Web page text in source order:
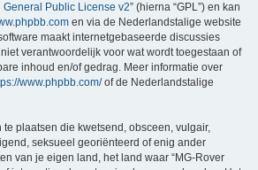
General Public License v2” (hierna “GPL”) en kan
en via de Nederlandstalige website
maakt internetgebaseerde discussies
verantwoordelijk voor wat wordt toegestaan of
inhoud en/of gedrag. Meer informatie over
www.phpbb.com/of de Nederlandstalige
plaatsen die kwetsend, obsceen, vulgair,
seksueel georiënteerd of enig ander
van je eigen land, het land waar “MG-Rover